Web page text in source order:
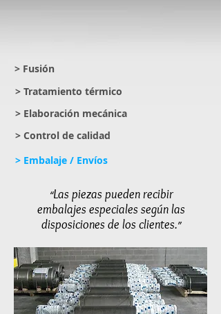
> Fusión
> Tratamiento térmico
> Elaboración mecánica
> Control de calidad
> Embalaje / Envíos
“Las piezas pueden recibir
embalajes especiales según las
disposiciones de los clientes.”